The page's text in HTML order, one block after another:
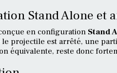
Stand Alone et
en configuration Stand
projectile est arrêté, une
équivalente, reste donc